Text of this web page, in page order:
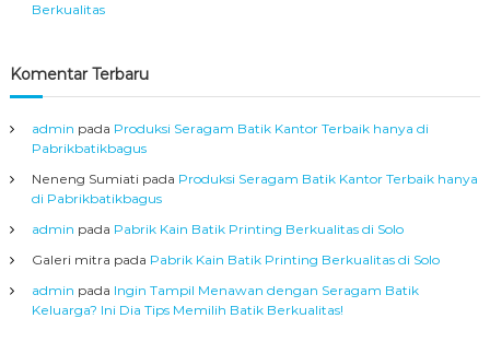
Berkualitas
Komentar Terbaru
admin pada Produksi Seragam Batik Kantor Terbaik hanya di
Pabrikbatikbagus
Neneng Sumiati pada Produksi Seragam Batik Kantor Terbaik hanya
di Pabrikbatikbagus
admin pada Pabrik Kain Batik Printing Berkualitas di Solo
Galeri mitra pada Pabrik Kain Batik Printing Berkualitas di Solo
admin pada Ingin Tampil Menawan dengan Seragam Batik
Keluarga? Ini Dia Tips Memilih Batik Berkualitas!